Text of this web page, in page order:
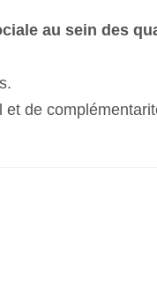
au sein des
de